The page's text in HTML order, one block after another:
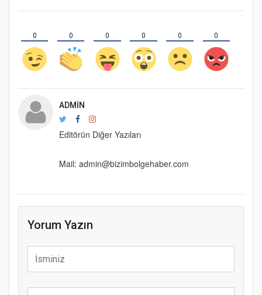
0 0 0 0 0 0
ADMIN
Editörün Diğer Yazıları
Mail: admin@bizimbolgehaber.com
Yorum Yazın